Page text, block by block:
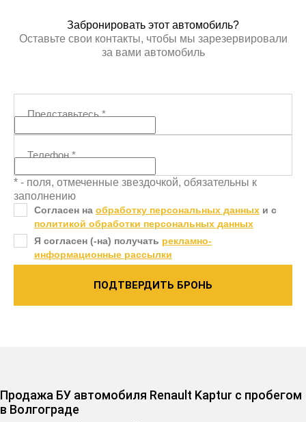
Забронировать этот автомобиль?
Оставьте свои контакты, чтобы мы зарезервировали
за вами автомобиль
Представьтесь*
Телефон*
* - поля, отмеченные звездочкой, обязательны к
заполнению
Согласен на обработку персональных данных и c
политикой обработки персональных данных
Я согласен (-на) получать рекламно-
информационные рассылки
ПОДТВЕРДИТЬ БРОНЬ
Продажа БУ автомобиля Renault Kaptur с пробегом
в Волгограде